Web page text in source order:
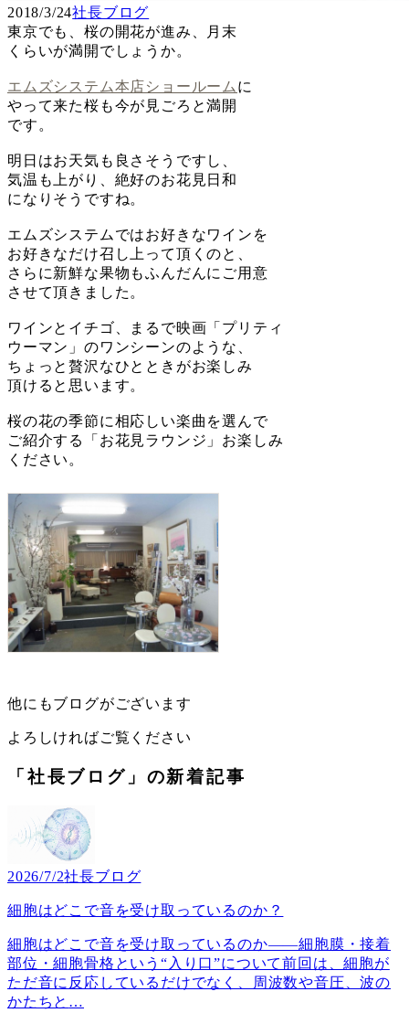
2018/3/24社長ブログ
東京でも、桜の開花が進み、月末
くらいが満開でしょうか。
エムズシステム本店ショールーム に
やって来た桜も今が見ごろと満開
です。
明日はお天気も良さそうですし、
気温も上がり、絶好のお花見日和
になりそうですね。
エムズシステムではお好きなワインを
お好きなだけ召し上って頂くのと、
さらに新鮮な果物もふんだんにご用意
させて頂きました。
ワインとイチゴ、まるで映画「プリティ
ウーマン」のワンシーンのような、
ちょっと贅沢なひとときがお楽しみ
頂けると思います。
桜の花の季節に相応しい楽曲を選んで
ご紹介する「お花見ラウンジ」お楽しみ
ください。
他にもブログがございます
よろしければご覧ください
「社長ブログ」の新着記事
2026/7/2社長ブログ
細胞はどこで音を受け取っているのか？
細胞はどこで音を受け取っているのか――細胞膜・接着
部位・細胞骨格という“入り口”について前回は、細胞が
ただ音に反応しているだけでなく、周波数や音圧、波の
かたちと …